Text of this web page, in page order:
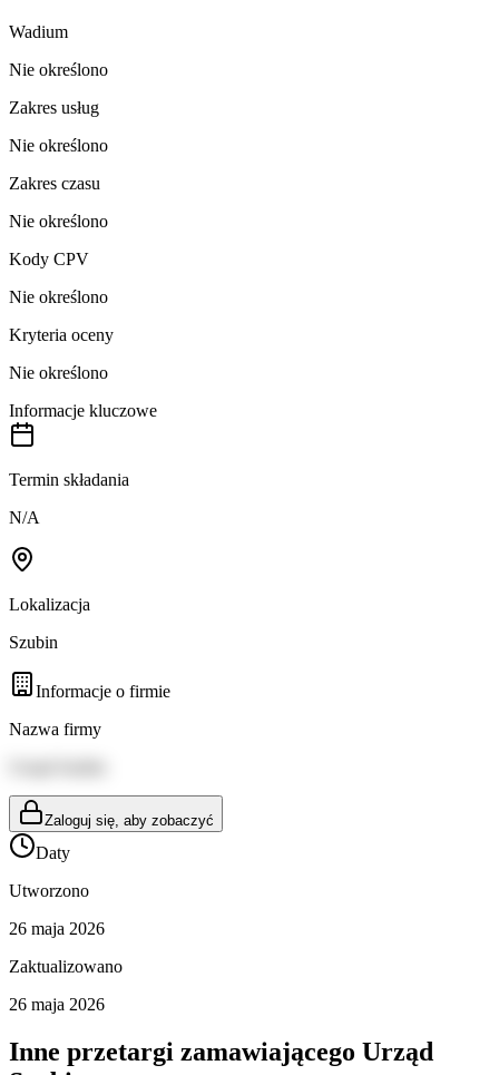
Wadium
Nie określono
Zakres usług
Nie określono
Zakres czasu
Nie określono
Kody CPV
Nie określono
Kryteria oceny
Nie określono
Informacje kluczowe
Termin składania
N/A
Lokalizacja
Szubin
Informacje o firmie
Nazwa firmy
Zaloguj się, aby zobaczyć
Daty
Utworzono
26 maja 2026
Zaktualizowano
26 maja 2026
Inne przetargi zamawiającego Urząd